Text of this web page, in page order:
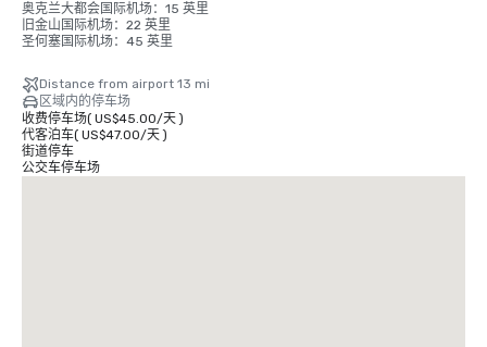
奥克兰大都会国际机场：15 英里
旧金山国际机场：22 英里
圣何塞国际机场：45 英里
Distance from airport 13 mi
区域内的停车场
收费停车场( US$45.00/天)
代客泊车( US$47.00/天)
街道停车
公交车停车场